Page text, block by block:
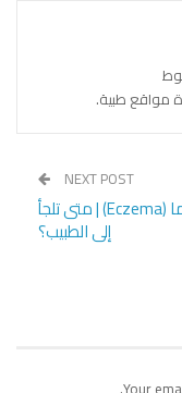
مواقع طبية.
NEXT POST
الاكزيما (Eczema) | متى تلجأ
إلى الطبيب؟